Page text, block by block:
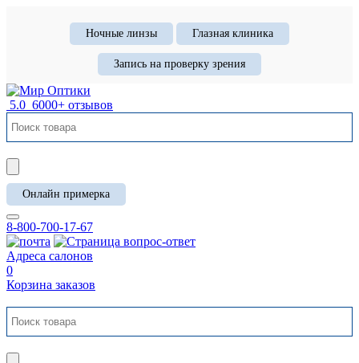
Ночные линзы Глазная клиника
Запись на проверку зрения
5.0 6000+ отзывов
Онлайн примерка
8-800-700-17-67
Адреса салонов
0
Корзина заказов